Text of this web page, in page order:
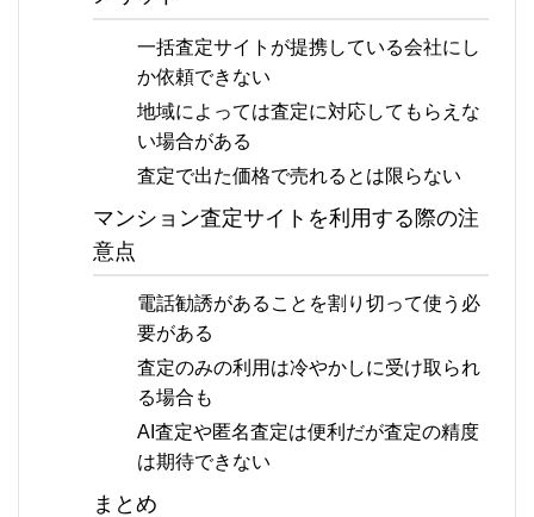
一括査定サイトが提携している会社にし
か依頼できない
地域によっては査定に対応してもらえな
い場合がある
査定で出た価格で売れるとは限らない
マンション査定サイトを利用する際の注
意点
電話勧誘があることを割り切って使う必
要がある
査定のみの利用は冷やかしに受け取られ
る場合も
AI査定や匿名査定は便利だが査定の精度
は期待できない
まとめ